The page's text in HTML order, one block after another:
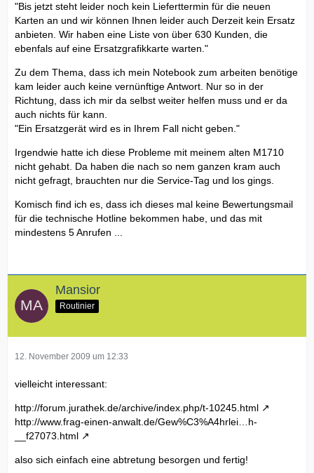
"Bis jetzt steht leider noch kein Lieferttermin für die neuen
Karten an und wir können Ihnen leider auch Derzeit kein Ersatz
anbieten. Wir haben eine Liste von über 630 Kunden, die
ebenfals auf eine Ersatzgrafikkarte warten."
Zu dem Thema, dass ich mein Notebook zum arbeiten benötige
kam leider auch keine vernünftige Antwort. Nur so in der
Richtung, dass ich mir da selbst weiter helfen muss und er da
auch nichts für kann.
"Ein Ersatzgerät wird es in Ihrem Fall nicht geben."
Irgendwie hatte ich diese Probleme mit meinem alten M1710
nicht gehabt. Da haben die nach so nem ganzen kram auch
nicht gefragt, brauchten nur die Service-Tag und los gings.
Komisch find ich es, dass ich dieses mal keine Bewertungsmail
für die technische Hotline bekommen habe, und das mit
mindestens 5 Anrufen ...
Mansior
Routinier
12. November 2009 um 12:33
vielleicht interessant:
http://forum.jurathek.de/archive/index.php/t-10245.html
http://www.frag-einen-anwalt.de/Gew%C3%A4hrlei…h-
__f27073.html
also sich einfach eine abtretung besorgen und fertig!